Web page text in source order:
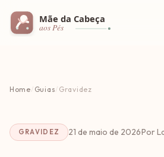
Home Guias Gravidez
GRAVIDEZ 21 de maio de 2026·Por